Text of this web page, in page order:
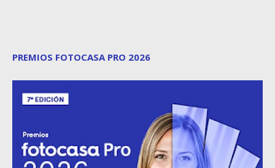
PREMIOS FOTOCASA PRO 2026